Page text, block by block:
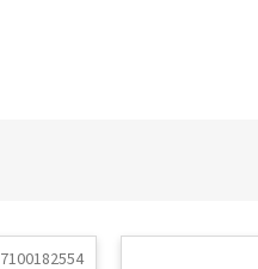
7100182554